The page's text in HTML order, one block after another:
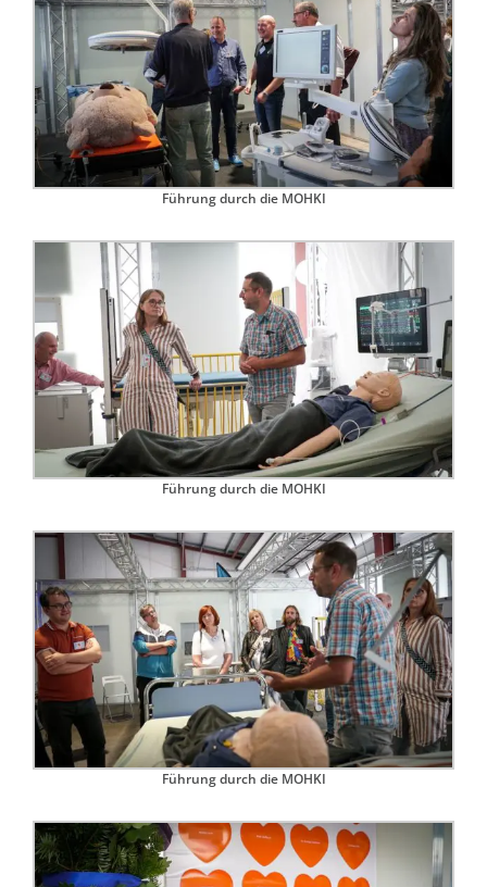
Führung durch die MOHKI
Führung durch die MOHKI
Führung durch die MOHKI